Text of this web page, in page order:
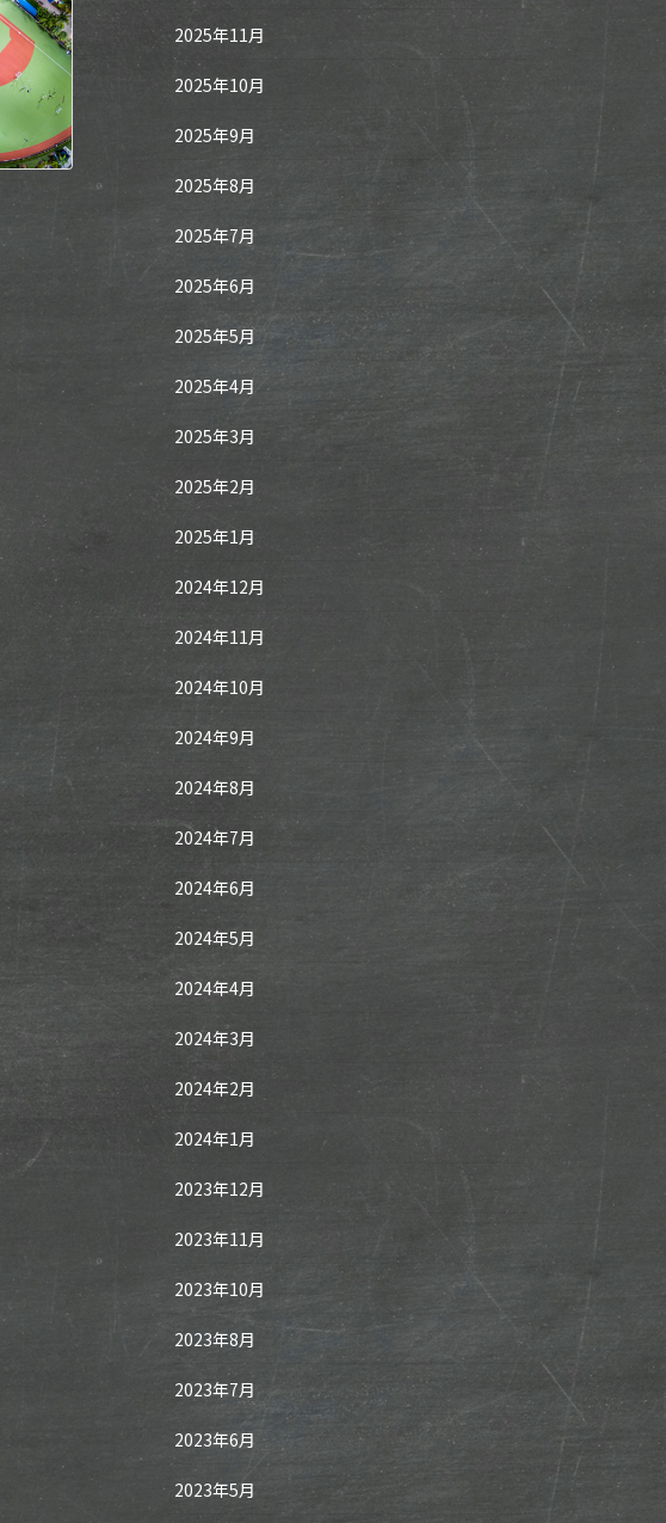
2025年11月
2025年10月
2025年9月
2025年8月
2025年7月
2025年6月
2025年5月
2025年4月
2025年3月
2025年2月
2025年1月
2024年12月
2024年11月
2024年10月
2024年9月
2024年8月
2024年7月
2024年6月
2024年5月
2024年4月
2024年3月
2024年2月
2024年1月
2023年12月
2023年11月
2023年10月
2023年8月
2023年7月
2023年6月
2023年5月